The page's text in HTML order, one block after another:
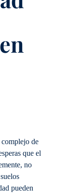
de
que el
no
pueden